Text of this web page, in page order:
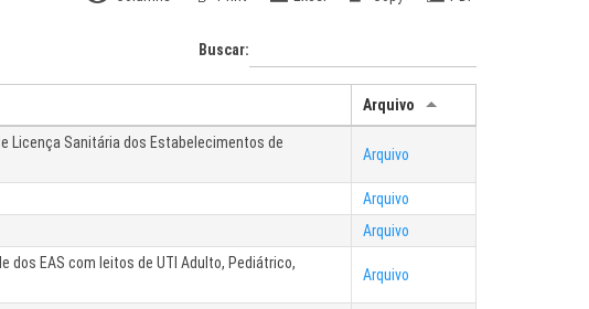
Buscar:
Arquivo
Licença Sanitária dos Estabelecimentos de
Arquivo
Arquivo
Arquivo
dos EAS com leitos de UTI Adulto, Pediátrico,
Arquivo